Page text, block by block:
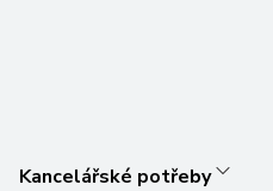
Kancelářské potřeby